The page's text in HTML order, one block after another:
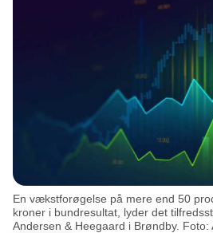
En vækstforøgelse på mere end 50
kroner i bundresultat, lyder det
Andersen & Heegaard i Brøndby. Foto: